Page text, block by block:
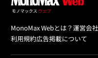
MonoMax Webとは？運営会
利用規約広告掲載について